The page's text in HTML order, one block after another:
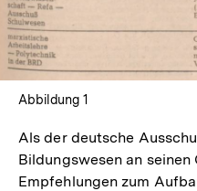
Abbildung 1
Als der deutsche
Bildungswesen an seinen
Empfehlungen zum